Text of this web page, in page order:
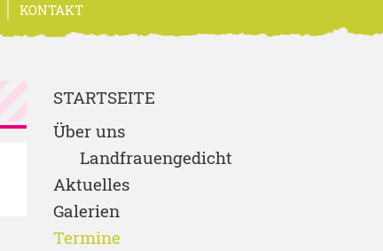
KONTAKT
STARTSEITE
Über uns
Landfrauengedicht
Aktuelles
Galerien
Termine